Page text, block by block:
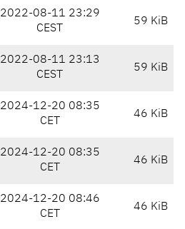
2022-08-11 23:29
CEST
59 KiB
2022-08-11 23:13
CEST
59 KiB
2024-12-20 08:35
CET
46 KiB
2024-12-20 08:35
CET
46 KiB
2024-12-20 08:46
CET
46 KiB